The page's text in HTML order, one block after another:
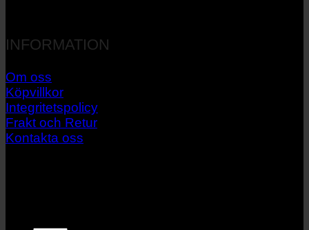
INFORMATION
Om oss
Köpvillkor
Integritetspolicy
Frakt och Retur
Kontakta oss